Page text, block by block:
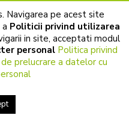
Navigarea pe acest site
Politicii privind utilizarea
in site, acceptati modul
personal Politica privind
prelucrare a datelor cu